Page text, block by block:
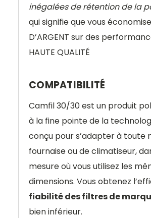
inégalées de rétention de la
qui signifie que vous
D’ARGENT sur des
HAUTE QUALITÉ
COMPATIBILITÉ
Camfil 30/30 est un produit
à la fine pointe de la
conçu pour s’adapter à toute
fournaise ou de climatiseur,
mesure où vous utilisez les
dimensions. Vous obtenez
fiabilité des filtres de
bien inférieur.